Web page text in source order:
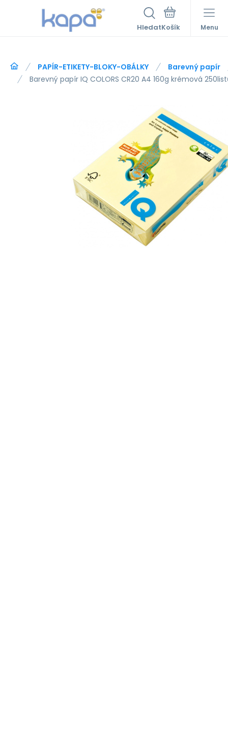
Hledat Menu
PAPÍR-ETIKETY-BLOKY-OBÁLKY
Barevný papír
Barevný papír IQ COLORS CR20 A4 160g krémová